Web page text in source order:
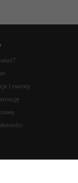
i zwroty